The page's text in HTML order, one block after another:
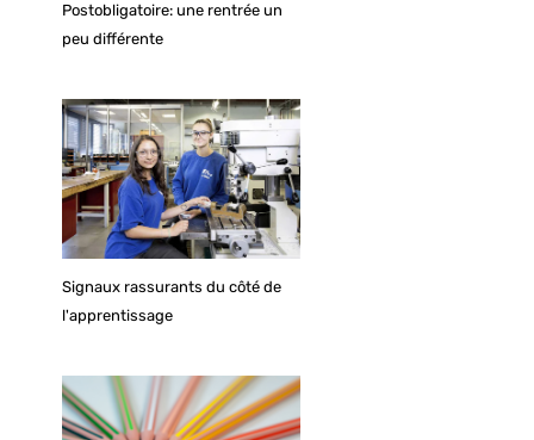
Postobligatoire: une rentrée un
peu différente
Signaux rassurants du côté de
l'apprentissage